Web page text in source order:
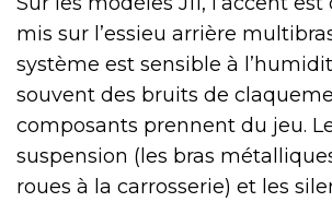
mis sur l’essieu arrière
système est sensible à
souvent des bruits de
composants prennent du jeu.
suspension (les bras
roues à la carrosserie) et les